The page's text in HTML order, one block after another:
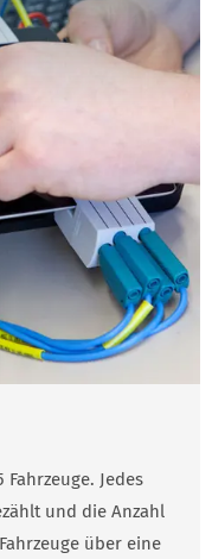
Jedes
und die Anzahl
über eine